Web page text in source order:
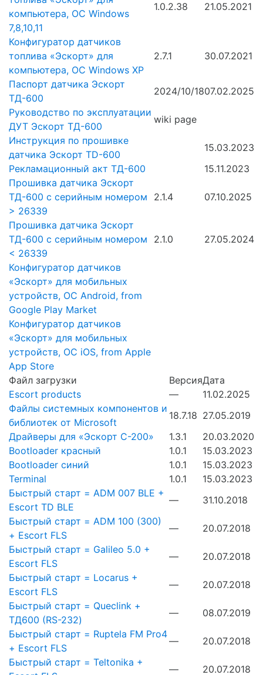
компьютера, ОС Windows
7,8,10,11
1.0.2.38 21.05.2021
Конфигуратор датчиков
топлива «Эскорт» для
компьютера, ОС Windows XP
2.7.1 30.07.2021
Паспорт датчика Эскорт
ТД-600
2024/10/1807.02.2025
Руководство по эксплуатации
ДУТ Эскорт ТД-600
wiki page
Инструкция по прошивке
датчика Эскорт TD-600
15.03.2023
Рекламационный акт ТД-600
15.11.2023
Прошивка датчика Эскорт
ТД-600 с серийным номером
> 26339
2.1.4 07.10.2025
Прошивка датчика Эскорт
ТД-600 с серийным номером
< 26339
2.1.0 27.05.2024
Конфигуратор датчиков
«Эскорт» для мобильных
устройств, ОС Android, from
Google Play Market
Конфигуратор датчиков
«Эскорт» для мобильных
устройств, ОС iOS, from Apple
App Store
Файл загрузки
ВерсияДата
Escort products
—
11.02.2025
Файлы системных компонентов и
библиотек от Microsoft
18.7.18 27.05.2019
Драйверы для «Эскорт С-200»
1.3.1
20.03.2020
Bootloader красный
1.0.1
15.03.2023
Bootloader синий
1.0.1
15.03.2023
Terminal
1.0.1
15.03.2023
Быстрый старт = ADM 007 BLE +
Escort TD BLE
—
31.10.2018
Быстрый старт = ADM 100 (300)
+ Escort FLS
—
20.07.2018
Быстрый старт = Galileo 5.0 +
Escort FLS
—
20.07.2018
Быстрый старт = Locarus +
Escort FLS
—
20.07.2018
Быстрый старт = Queclink +
ТД600 (RS-232)
—
08.07.2019
Быстрый старт = Ruptela FM Pro4
+ Escort FLS
—
20.07.2018
Быстрый старт = Teltonika +
—
20.07.2018